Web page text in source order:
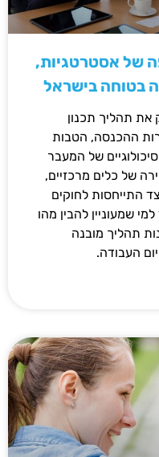
של אסטרטגיות,
בטוחה בישראל
את תהליך תכנון
ההכנסה, הטבות
של המעבר
של כלים מרכזיים,
התייחסות לחוקים
שמעוניין להבין מהו
תהליך מובנה
העבודה.